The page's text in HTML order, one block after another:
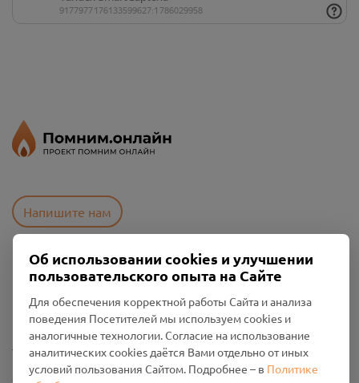
Напишите нам
Пользовательское соглашение
Промо-материалы
Настройки cookies
Общество с ограниченной ответственностью «Смоленский
Об использовании cookies и улучшении
пользовательского опыта на Сайте
Для обеспечения корректной работы Сайта и анализа
поведения Посетителей мы используем cookies и
аналогичные технологии. Согласие на использование
аналитических cookies даётся Вами отдельно от иных
условий пользования Сайтом. Подробнее – в Политике